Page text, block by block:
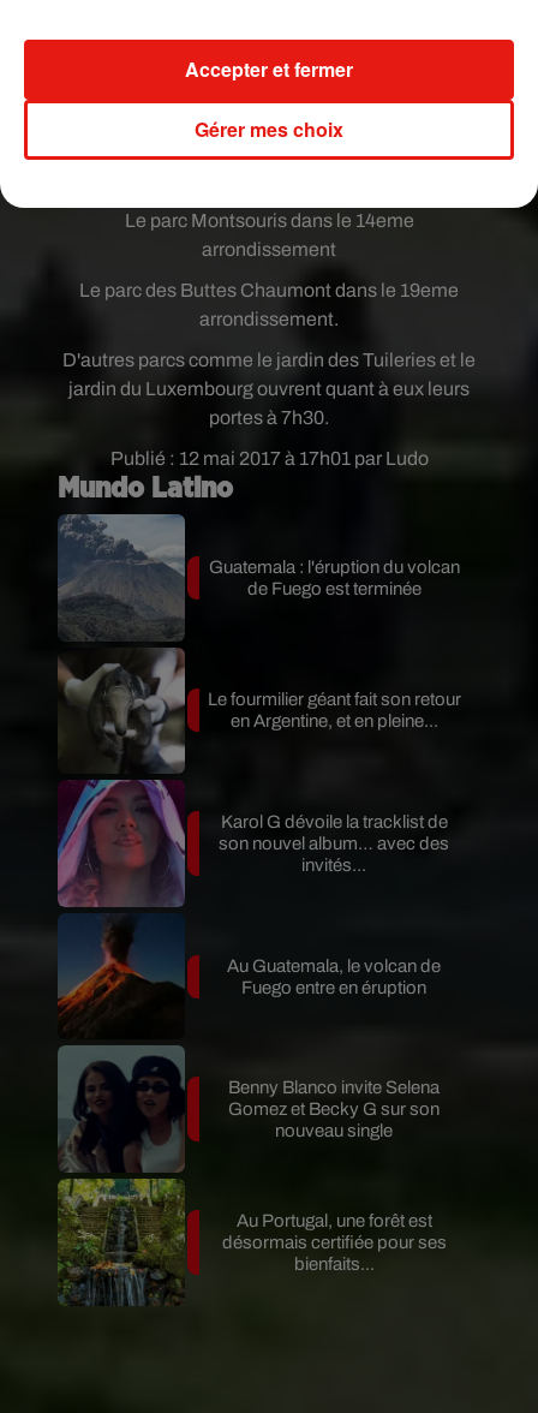
Publié : 12 mai 2017 à 17h01 par Ludo
à partir de 7 H 00 en semaine et 8 H 00 le week-
end
Trois autres parcs sont déjà ouverts depuis 7 H 00
du matin :
Le parc Montsouris dans le 14eme
arrondissement
Le parc des Buttes Chaumont dans le 19eme
arrondissement.
D'autres parcs comme le jardin des Tuileries et le
jardin du Luxembourg ouvrent quant à eux leurs
portes à 7h30.
Mundo Latino
Guatemala : l'éruption du volcan
de Fuego est terminée
Le fourmilier géant fait son retour
en Argentine, et en pleine...
Karol G dévoile la tracklist de
son nouvel album… avec des
invités...
Au Guatemala, le volcan de
Fuego entre en éruption
Benny Blanco invite Selena
Gomez et Becky G sur son
nouveau single
Au Portugal, une forêt est
désormais certifiée pour ses
bienfaits...
Gérer mes choix
Accepter et fermer